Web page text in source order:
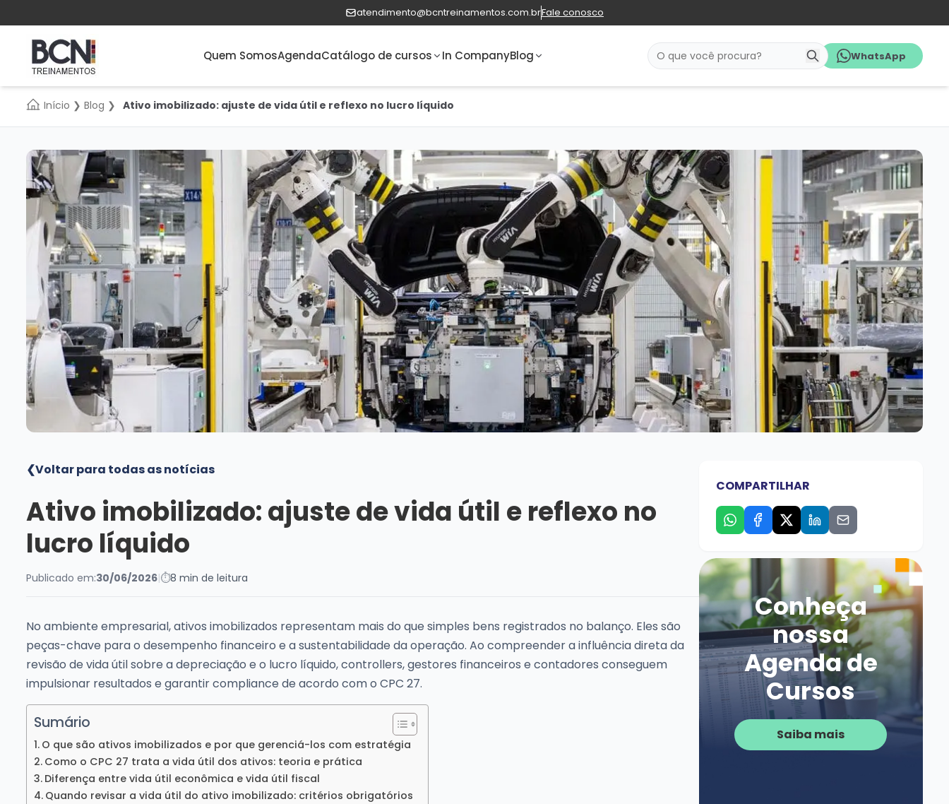
atendimento@bcntreinamentos.com.brFale conosco
Quem SomosAgendaCatálogo de cursos In CompanyBlog Pesquisar WhatsApp
Início ❯ Blog ❯ Ativo imobilizado: ajuste de vida útil e reflexo no lucro líquido
❮Voltar para todas as notícias
Ativo imobilizado: ajuste de vida útil e reflexo no
lucro líquido
Publicado em:30/06/2026|⏱8 min de leitura
No ambiente empresarial, ativos imobilizados representam mais do que simples bens registrados no balanço. Eles são
peças-chave para o desempenho financeiro e a sustentabilidade da operação. Ao compreender a influência direta da
revisão de vida útil sobre a depreciação e o lucro líquido, controllers, gestores financeiros e contadores conseguem
impulsionar resultados e garantir compliance de acordo com o CPC 27.
Sumário
O que são ativos imobilizados e por que gerenciá-los com estratégia
Como o CPC 27 trata a vida útil dos ativos: teoria e prática
Diferença entre vida útil econômica e vida útil fiscal
Quando revisar a vida útil do ativo imobilizado: critérios obrigatórios
COMPARTILHAR
Conheça
nossa
Agenda de
Cursos
Saiba mais